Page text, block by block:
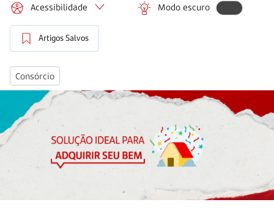
Acessibilidade Modo escuro
Artigos Salvos
Consórcio